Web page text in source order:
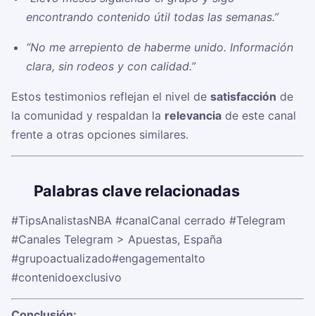
encontrando contenido útil todas las semanas.”
“No me arrepiento de haberme unido. Información
clara, sin rodeos y con calidad.”
Estos testimonios reflejan el nivel de satisfacción de
la comunidad y respaldan la relevancia de este canal
frente a otras opciones similares.
Palabras clave relacionadas
#TipsAnalistasNBA #canalCanal cerrado #Telegram
#Canales Telegram > Apuestas, España
#grupoactualizado#engagementalto
#contenidoexclusivo